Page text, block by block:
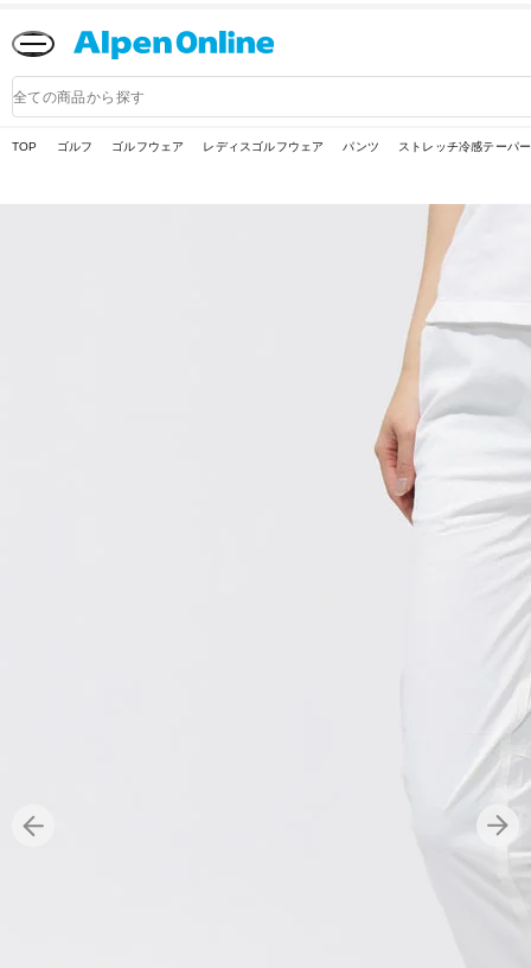
品
検
TOP
ゴルフ ゴルフウェア レディスゴルフウェア パンツ ストレッチ冷感テーパ